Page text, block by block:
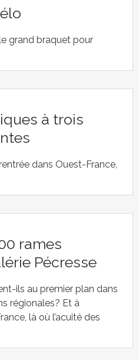
grand braquet pour
à trois
dans Ouest-France,
rames
Pécresse
ils au premier plan dans
régionales? Et à
là où l’acuité des